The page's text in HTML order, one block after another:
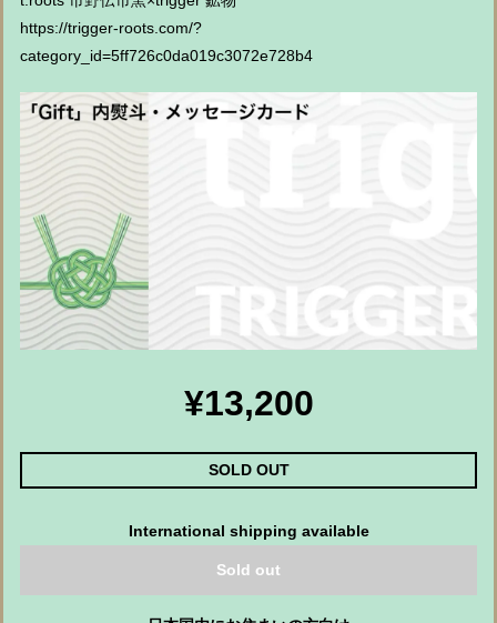
https://trigger-roots.com/?
category_id=5ff726c0da019c3072e728b4
¥13,200
SOLD OUT
International shipping available
Sold out